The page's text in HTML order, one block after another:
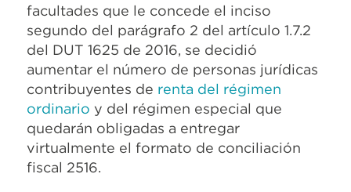
facultades que le concede el inciso
segundo del parágrafo 2 del artículo 1.7.2
del DUT 1625 de 2016, se decidió
aumentar el número de personas jurídicas
contribuyentes de renta del régimen
ordinario y del régimen especial que
quedarán obligadas a entregar
virtualmente el formato de conciliación
fiscal 2516.